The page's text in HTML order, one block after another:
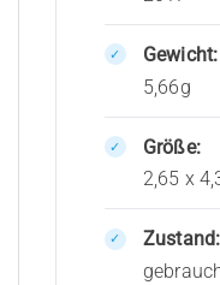
Gewicht:
5,66g
Größe:
2,65 x
Zustand: